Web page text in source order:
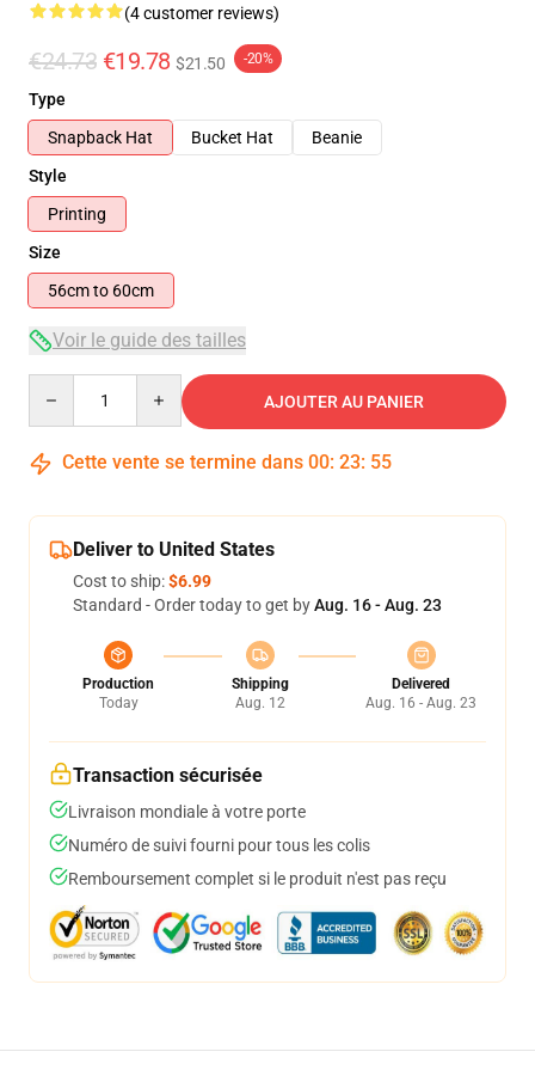
(4 customer reviews)
€24.73 €19.78 $21.50 -20%
Type
Snapback Hat
Bucket Hat
Beanie
Style
Printing
Size
56cm to 60cm
Voir le guide des tailles
AJOUTER AU PANIER
Cette vente se termine dans 00: 23: 55
Deliver to United States
Cost to ship:$6.99
Standard - Order today to get byAug. 16 - Aug. 23
Production
Today
Shipping
Aug. 12
Delivered
Aug. 16 - Aug. 23
Transaction sécurisée
Livraison mondiale à votre porte
Numéro de suivi fourni pour tous les colis
Remboursement complet si le produit n'est pas reçu